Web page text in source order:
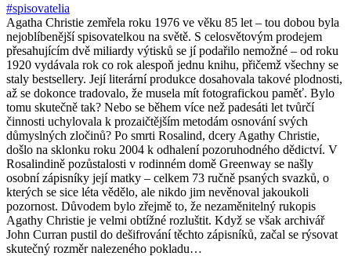
#spisovatelia
Agatha Christie zemřela roku 1976 ve věku 85 let – tou dobou byla
nejoblíbenější spisovatelkou na světě. S celosvětovým prodejem
přesahujícím dvě miliardy výtisků se jí podařilo nemožné – od roku
1920 vydávala rok co rok alespoň jednu knihu, přičemž všechny se
staly bestsellery. Její literární produkce dosahovala takové plodnosti,
až se dokonce tradovalo, že musela mít fotografickou paměť. Bylo
tomu skutečně tak? Nebo se během více než padesáti let tvůrčí
činnosti uchylovala k prozaičtějším metodám osnování svých
důmyslných zločinů? Po smrti Rosalind, dcery Agathy Christie,
došlo na sklonku roku 2004 k odhalení pozoruhodného dědictví. V
Rosalindině pozůstalosti v rodinném domě Greenway se našly
osobní zápisníky její matky – celkem 73 ručně psaných svazků, o
kterých se sice léta vědělo, ale nikdo jim nevěnoval jakoukoli
pozornost. Důvodem bylo zřejmě to, že nezaměnitelný rukopis
Agathy Christie je velmi obtížné rozluštit. Když se však archivář
John Curran pustil do dešifrování těchto zápisníků, začal se rýsovat
skutečný rozměr nalezeného pokladu…